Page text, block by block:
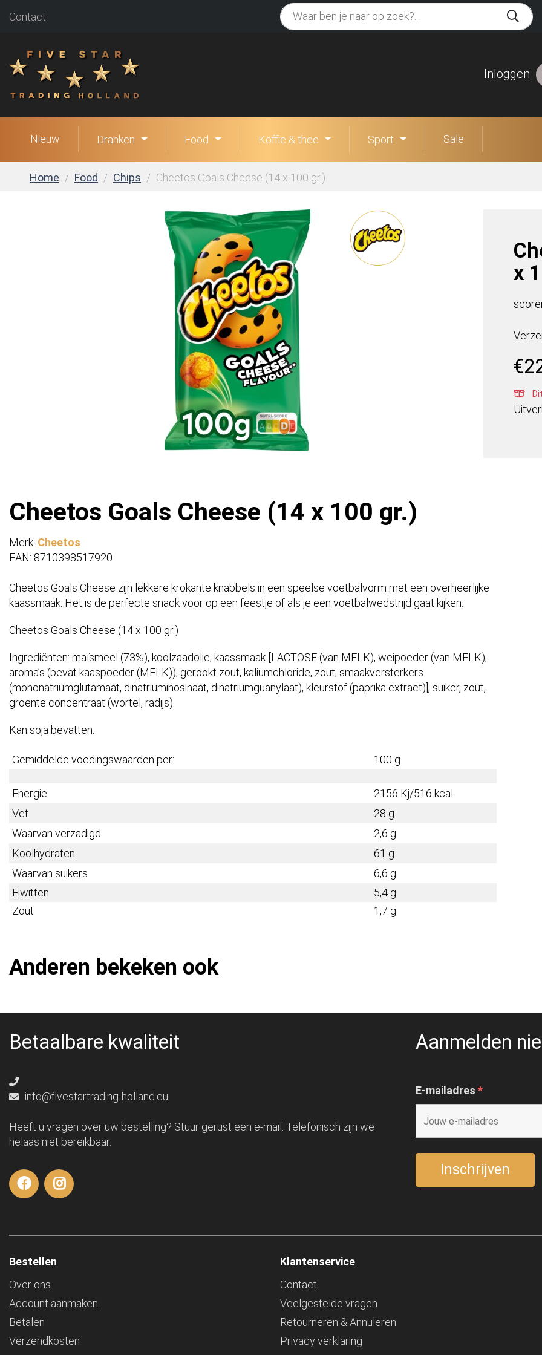
Contact
Inloggen
Nieuw Dranken Food Koffie & thee Sport Sale
Home Food Chips Cheetos Goals Cheese (14 x 100 gr.)
x
€
Cheetos Goals Cheese (14 x 100 gr.)
Merk: Cheetos
EAN: 8710398517920
Cheetos Goals Cheese zijn lekkere krokante knabbels in een speelse voetbalvorm met een overheerlijke
kaassmaak. Het is de perfecte snack voor op een feestje of als je een voetbalwedstrijd gaat kijken.
Cheetos Goals Cheese (14 x 100 gr.)
Ingrediënten: maïsmeel (73%), koolzaadolie, kaassmaak [LACTOSE (van MELK), weipoeder (van MELK),
aroma’s (bevat kaaspoeder (MELK)), gerookt zout, kaliumchloride, zout, smaakversterkers
(mononatriumglutamaat, dinatriuminosinaat, dinatriumguanylaat), kleurstof (paprika extract)], suiker, zout,
groente concentraat (wortel, radijs).
Kan soja bevatten.
Gemiddelde voedingswaarden per: 100 g
Energie
2156 Kj/516 kcal
Vet
28 g
Waarvan verzadigd
2,6 g
Koolhydraten
61 g
Waarvan suikers
6,6 g
Eiwitten
5,4 g
Zout
1,7 g
Anderen bekeken ook
Betaalbare kwaliteit
info@fivestartrading-holland.eu
Heeft u vragen over uw bestelling? Stuur gerust een e-mail. Telefonisch zijn we
helaas niet bereikbaar.
Aanmelden
E-mailadres *
Bestellen
Over ons
Account aanmaken
Betalen
Verzendkosten
Klantenservice
Contact
Veelgestelde vragen
Retourneren & Annuleren
Privacy verklaring